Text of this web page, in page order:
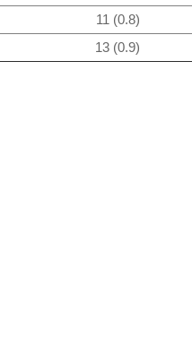
11 (0.8)
13 (0.9)